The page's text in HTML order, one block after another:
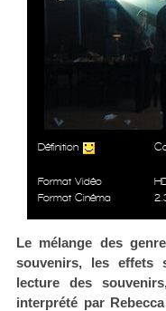
Définition
Format Vidéo
Format Cinéma
Le mélange des
souvenirs, les effets
lecture des
interprété par